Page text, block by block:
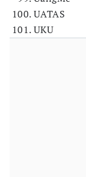
UATAS
UKU